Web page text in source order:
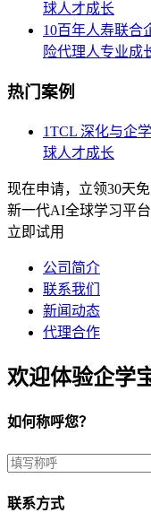
球人才成长
10百年人寿联合
险代理人专业成
热门案例
1TCL 深化与企
球人才成长
现在申请，立领30天
新一代AI全球学习平
立即试用
公司简介
联系我们
新闻动态
代理合作
欢迎体验企学
如何称呼您？
联系方式